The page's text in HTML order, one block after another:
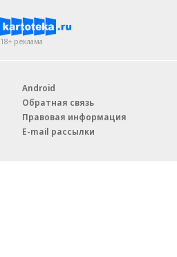
18+ реклама
Android
Обратная связь
Правовая информация
E-mail рассылки